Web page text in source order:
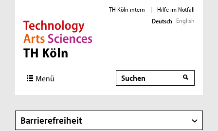
Direkt zur Hauptnavigation
Direkt zur Subnavigation
Direkt zum Inhalt
Direkt zum Fußbereich
TH Köln intern |
Hilfe im Notfall
Deutsch English
Menü Suche
Barrierefreiheit